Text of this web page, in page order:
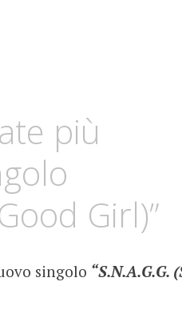
più
Girl)”
singolo “S.N.A.G.G.